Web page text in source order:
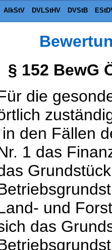
AlkStV DVLStHV DVStB
§ 152 BewG
die
in den Fällen
1 das
und
das